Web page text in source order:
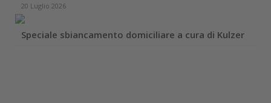
20 Luglio 2026
Speciale sbiancamento domiciliare a cura di Kulzer